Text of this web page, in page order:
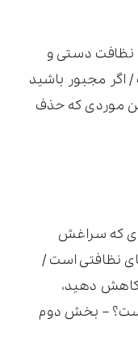
نظافت دستی و
اگر مجبور باشید
موردی که حذف
که سراغش
نظافتی است /
کاهش دهید،
– بخش دوم